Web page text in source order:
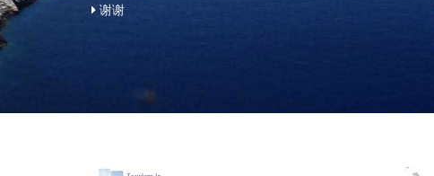
谢谢